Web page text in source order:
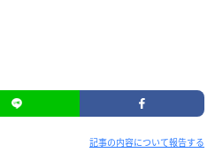
記事の内容について報告する